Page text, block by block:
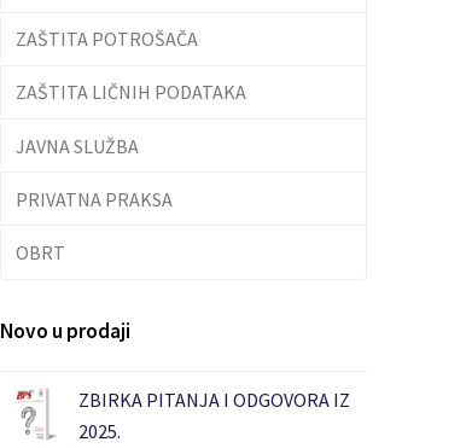
ZAŠTITA POTROŠAČA
ZAŠTITA LIČNIH PODATAKA
JAVNA SLUŽBA
PRIVATNA PRAKSA
OBRT
Novo u prodaji
ZBIRKA PITANJA I ODGOVORA IZ
2025.